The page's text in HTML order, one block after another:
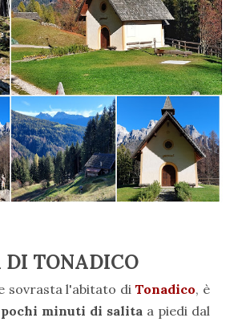
DI TONADICO
sovrasta l'abitato diTonadico, è
minuti di salita a piedi dal